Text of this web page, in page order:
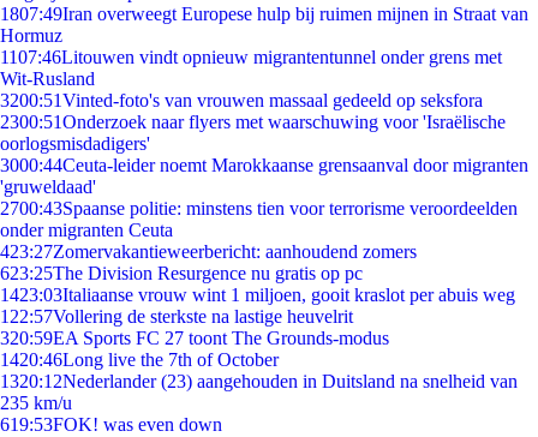
1807:49Iran overweegt Europese hulp bij ruimen mijnen in Straat van
Hormuz
1107:46Litouwen vindt opnieuw migrantentunnel onder grens met
Wit-Rusland
3200:51Vinted-foto's van vrouwen massaal gedeeld op seksfora
2300:51Onderzoek naar flyers met waarschuwing voor 'Israëlische
oorlogsmisdadigers'
3000:44Ceuta-leider noemt Marokkaanse grensaanval door migranten
'gruweldaad'
2700:43Spaanse politie: minstens tien voor terrorisme veroordeelden
onder migranten Ceuta
423:27Zomervakantieweerbericht: aanhoudend zomers
623:25The Division Resurgence nu gratis op pc
1423:03Italiaanse vrouw wint 1 miljoen, gooit kraslot per abuis weg
1 22:57Vollering de sterkste na lastige heuvelrit
320:59EA Sports FC 27 toont The Grounds-modus
1420:46Long live the 7th of October
1320:12Nederlander (23) aangehouden in Duitsland na snelheid van
235 km/u
619:53FOK! was even down